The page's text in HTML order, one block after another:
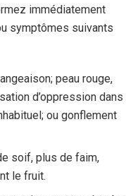
immédiatement
symptômes suivants
peau rouge,
d’oppression dans
ou gonflement
soif, plus de faim,
le fruit.